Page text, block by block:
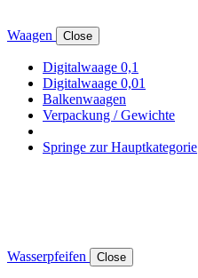
Waagen Close
Digitalwaage 0,1
Digitalwaage 0,01
Balkenwaagen
Verpackung / Gewichte
Springe zur Hauptkategorie
Wasserpfeifen Close